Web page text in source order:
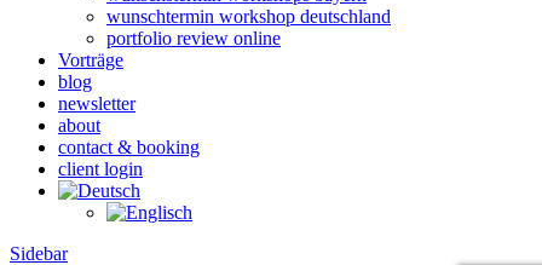
wunschtermin workshop deutschland
portfolio review online
Vorträge
blog
newsletter
about
contact & booking
client login
Sidebar